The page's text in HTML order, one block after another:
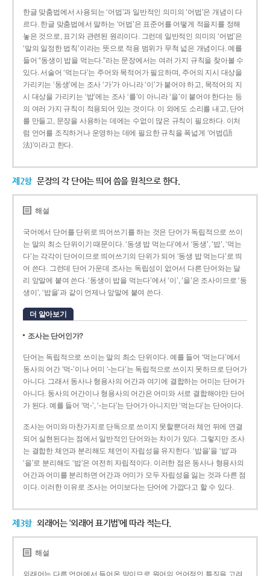
한글 맞춤법에서 사용되는 ‘어법’과 일반적인 의미의 ‘어법’은 개념이 다
르다. 한글 맞춤법에서 말하는 ‘어법’은 표준어를 어떻게 적을지를 정해
놓은 것으로, 표기와 관련된 원리이다. 그런데 일반적인 의미의 ‘어법’은
‘말의 일정한 법칙’이라는 뜻으로 적용 범위가 무척 넓은 개념이다. 예를
들어 “동생이 밥을 먹는다.”라는 문장에서는 여러 가지 규칙을 찾아볼 수
있다. 서술어 ‘먹는다’는 주어와 목적어가 필요하며, 주어의 지시 대상을
가리키는 ‘동생’에는 조사 ‘가’가 아니라 ‘이’가 붙어야 하고, 목적어의 지
시 대상을 가리키는 ‘밥’에는 조사 ‘를’이 아니라 ‘을’이 붙어야 한다는 등
의 여러 가지 규칙이 적용되어 있는 것이다. 이 외에도 소리를 내고, 단어
를 만들고, 문장을 사용하는 데에는 수없이 많은 규칙이 필요하다. 이처
럼 언어를 조직하거나 운영하는 데에 필요한 규칙을 폭넓게 ‘어법(語
法)’이라고 한다.
제2항 문장의 각 단어는 띄어 씀을 원칙으로 한다.
해설
국어에서 단어를 단위로 띄어쓰기를 하는 것은 단어가 독립적으로 쓰이
는 말의 최소 단위이기 때문이다. ‘동생 밥 먹는다’에서 ‘동생’, ‘밥’, ‘먹는
다’는 각각이 단어이므로 띄어쓰기의 단위가 되어 ‘동생 밥 먹는다’로 띄
어 쓴다. 그런데 단어 가운데 조사는 독립성이 없어서 다른 단어와는 달
리 앞말에 붙여 쓴다. ‘동생이 밥을 먹는다’에서 ‘이’, ‘을’은 조사이므로 ‘동
생이’, ‘밥을’과 같이 언제나 앞말에 붙여 쓴다.
더 알아보기
조사는 단어인가?
단어는 독립적으로 쓰이는 말의 최소 단위이다. 예를 들어 ‘먹는다’에서
동사의 어간 ‘먹-­’이나 어미 ‘­-는다’는 독립적으로 쓰이지 못하므로 단어가
아니다. 그래서 동사나 형용사의 어간과 여기에 결합하는 어미는 단어가
아니다. 동사의 어간이나 형용사의 어간은 어미와 서로 결합해야만 단어
가 된다. 예를 들어 ‘먹-’, ‘-는다’는 단어가 아니지만 ‘먹는다’는 단어이다.
조사는 어미와 마찬가지로 단독으로 쓰이지 못할뿐더러 체언 뒤에 연결
되어 실현된다는 점에서 일반적인 단어와는 차이가 있다. 그렇지만 조사
는 결합한 체언과 분리해도 체언이 자립성을 유지한다. ‘밥을’을 ‘밥’과
‘을’로 분리해도 ‘밥’은 여전히 자립적이다. 이러한 점은 동사나 형용사의
어간과 어미를 분리하면 어간과 어미가 모두 자립성을 잃는 것과 다른 점
이다. 이러한 이유로 조사는 어미보다는 단어에 가깝다고 할 수 있다.
제3항 외래어는 ‘외래어 표기법’에 따라 적는다.
해설
외래어는 다른 언어에서 들어온 말이므로 원어의 언어적인 특징을 고려